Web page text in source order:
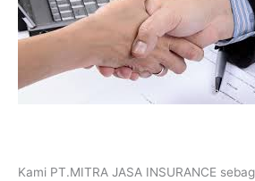
Kami PT.MITRA JASA INSURANCE